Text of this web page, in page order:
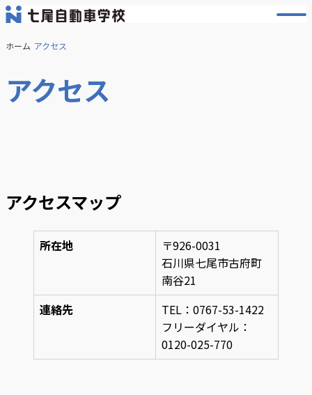
メ
ュ
開
く
ホーム アクセス
アクセス
アクセスマップ
所在地
〒926-0031
石川県七尾市古府町
南谷21
連絡先
TEL：0767-53-1422
フリーダイヤル：
0120-025-770